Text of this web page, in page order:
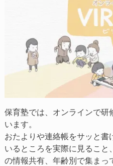
保育塾では、オンラインで研
います。
おたよりや連絡帳をサッと書
いるところを実際に見るこ
の情報共有、年齢別で集まっ